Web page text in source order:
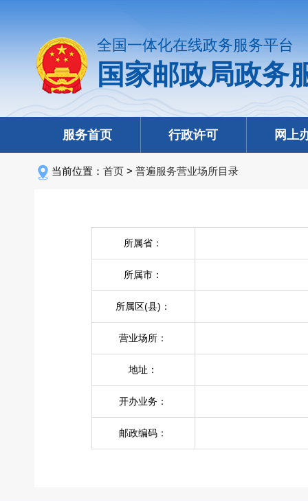
全国一体化在线政务服务平台
国家邮政局政务
服务首页 行政许可 网上
当前位置： 首页 > 普遍服务营业场所目录
所属省：
所属市：
所属区(县)：
营业场所：
地址：
开办业务：
邮政编码：